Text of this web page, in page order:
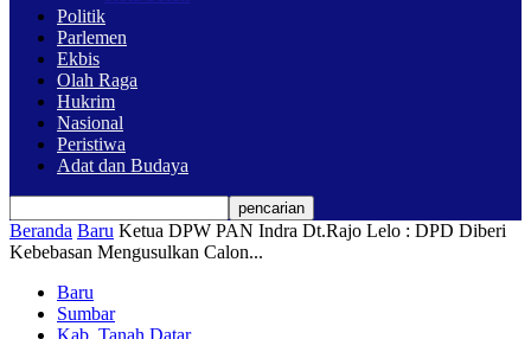
Politik
Parlemen
Ekbis
Olah Raga
Hukrim
Nasional
Peristiwa
Adat dan Budaya
Beranda Baru Ketua DPW PAN Indra Dt.Rajo Lelo : DPD Diberi
Kebebasan Mengusulkan Calon...
Baru
Sumbar
Kab. Tanah Datar